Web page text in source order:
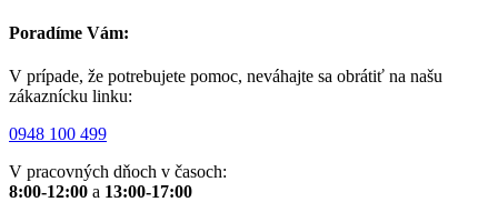
Poradíme Vám:
V prípade, že potrebujete pomoc, neváhajte sa obrátiť na našu
zákaznícku linku:
0948 100 499
V pracovných dňoch v časoch:
8:00-12:00 a 13:00-17:00